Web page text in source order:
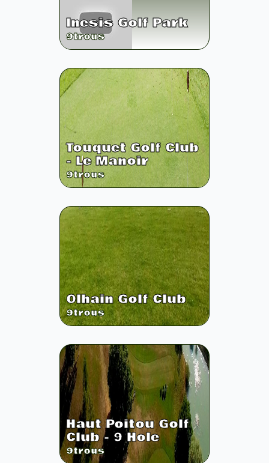
Inesis Golf Park
9trous
Touquet Golf Club
- Le Manoir
9trous
Olhain Golf Club
9trous
Haut Poitou Golf
Club - 9 Hole
9trous